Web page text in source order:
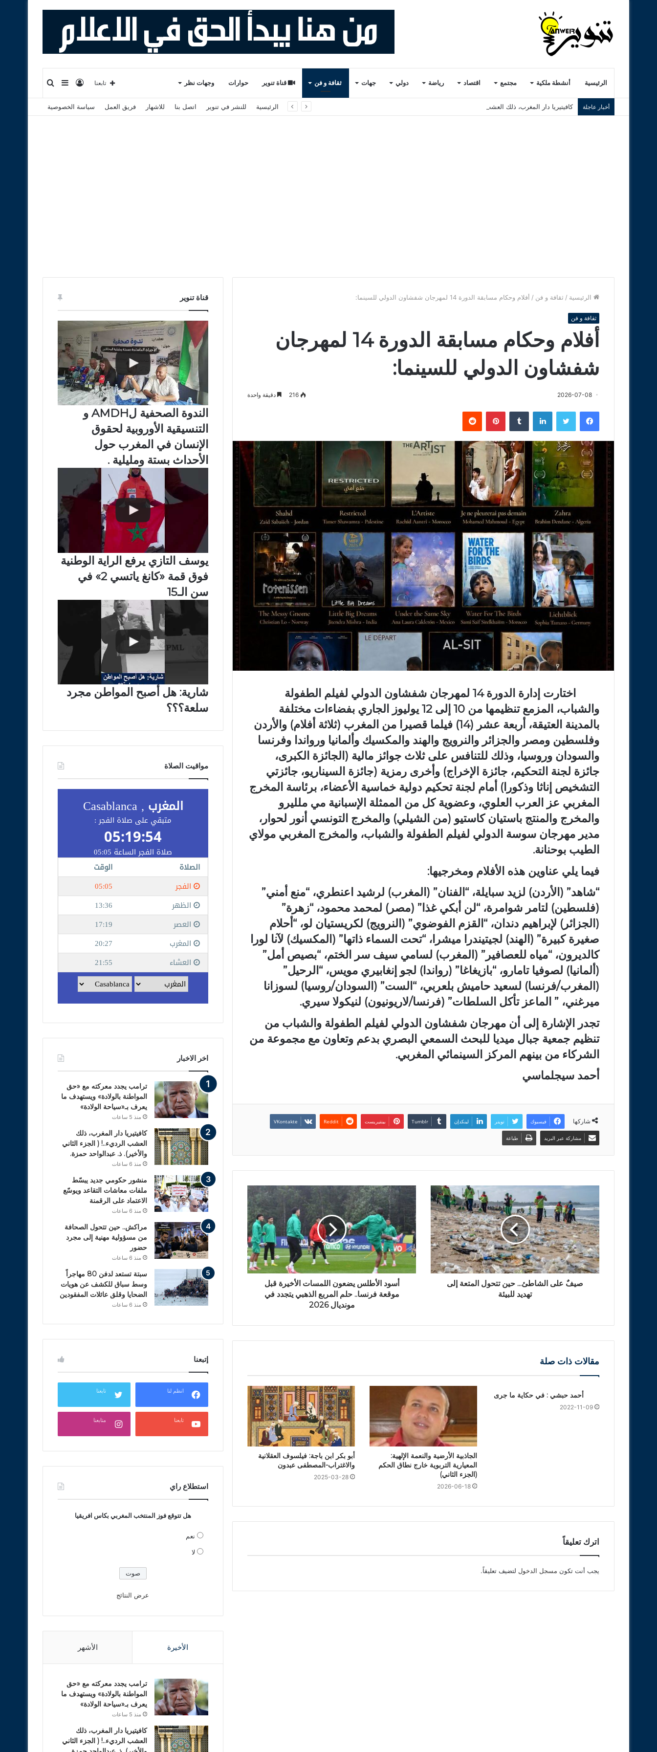
الرئيسية أنشطة ملكية مجتمع اقتصاد رياضة دولي جهات ثقافة و فن قناة تنوير حوارات وجهات نظر إضافة
عمود
تسجيل
الدخول
تابعنا
أخبار عاجلة كافيتيريا دار المغرب، ذلك العشب الرديء..! ( الجزء الثاني والأخير). ذ. عبدالواحد حمزة. الرئيسية للنشر في تنوير اتصل بنا للاشهار فريق العمل سياسة الخصوصية
الرئيسية / ثقافة و فن / أفلام وحكام مسابقة الدورة 14 لمهرجان شفشاون الدولي للسينما:
ثقافة و فن
أفلام وحكام مسابقة الدورة 14 لمهرجان
شفشاون الدولي للسينما:
2026-07-08
216 دقيقة واحدة
فيسبوك لينكدإن بينتيريست
اختارت إدارة الدورة 14 لمهرجان شفشاون الدولي لفيلم الطفولة
والشباب، المزمع تنظيمها من 10 إلى 12 يوليوز الجاري بفضاءات مختلفة
بالمدينة العتيقة، أربعة عشر (14) فيلما قصيرا من المغرب (ثلاثة أفلام) والأردن
وفلسطين ومصر والجزائر والنرويج والهند والمكسيك وألمانيا ورواندا وفرنسا
والسودان وروسيا، وذلك للتنافس على ثلاث جوائز مالية (الجائزة الكبرى،
جائزة لجنة التحكيم، جائزة الإخراج) وأخرى رمزية (جائزة السيناريو، جائزتي
التشخيص إناثا وذكورا) أمام لجنة تحكيم دولية خماسية الأعضاء، برئاسة المخرج
المغربي عز العرب العلوي، وعضوية كل من الممثلة الإسبانية مي ملليرو
والمخرج والمنتج باستيان كاستيو (من الشيلي) والمخرج التونسي أنور لحوار،
مدير مهرجان سوسة الدولي لفيلم الطفولة والشباب، والمخرج المغربي مولاي
الطيب بوحنانة.
فيما يلي عناوين هذه الأفلام ومخرجيها:
“شاهد” (الأردن) لزيد سبايلة، “الفنان” (المغرب) لرشيد اعنطري، “منع أمني”
(فلسطين) لتامر شوامرة، “لن أبكي غذا” (مصر) لمحمد محمود، “زهرة”
(الجزائر) لإبراهيم دندان، “القزم الفوضوي” (النرويج) لكريستيان لو، “أحلام
صغيرة كبيرة” (الهند) لجيتيندرا ميشرا، “تحت السماء ذاتها” (المكسيك) لآنا لورا
كالديرون، “مياه للعصافير” (المغرب) لسامي سيف سر الختم، “بصيص أمل”
(ألمانيا) لصوفيا تامارو، “بازيغاغا” (رواندا) لجو إنغابيري مويس، “الرحيل”
(المغرب/فرنسا) لسعيد حاميش بلعربي، “الست” (السودان/روسيا) لسوزانا
ميرغني، ” الماعز تأكل السلطات” (فرنسا/لاريونيون) لنيكولا سيري.
تجدر الإشارة إلى أن مهرجان شفشاون الدولي لفيلم الطفولة والشباب من
تنظيم جمعية جبال ميديا للبحث السمعي البصري بدعم وتعاون مع مجموعة من
الشركاء من بينهم المركز السينمائي المغربي.
أحمد سيجلماسي
شاركها فيسبوك تويتر لينكدإن بينتيريست
مشاركة عبر البريد طباعة
صيفٌ على الشاطئ... حين تتحول المتعة إلى
تهديد للبيئة
أسود الأطلس يضعون اللمسات الأخيرة قبل
موقعة فرنسا.. حلم المربع الذهبي يتجدد في
مونديال 2026
مقالات ذات صلة
أحمد حبشي : في حكاية ما جرى
2022-11-09
الجاذبية الأرضية والنعمة الإلهية:
المعيارية التربوية خارج نطاق الحكم
(الجزء الثاني)
2026-06-18
أبو بكر ابن باجة: فيلسوف العقلانية
والاغتراب-المصطفى عبدون
2025-03-28
اترك تعليقاً
يجب أنت تكون مسجل الدخول لتضيف تعليقاً.
قناة تنوير
الندوة الصحفية لAMDH و
التنسيقية الأوروبية لحقوق
الإنسان في المغرب حول
الأحداث بستة ومليلية .
يوسف التازي يرفع الراية الوطنية
فوق قمة «كانغ ياتسي 2» في
سن الـ15
شارية: هل أصبح المواطن مجرد
سلعة؟؟؟
مواقيت الصلاة
اخر الاخبار
ترامب يجدد معركته مع «حق
المواطنة بالولادة» ويستهدف ما
يعرف بـ«سياحة الولادة»
منذ 5 ساعات
كافيتيريا دار المغرب، ذلك
العشب الرديء..! ( الجزء الثاني
والأخير). ذ. عبدالواحد حمزة.
منذ 6 ساعات
منشور حكومي جديد يبسّط
ملفات معاشات التقاعد ويوسّع
الاعتماد على الرقمنة
منذ 6 ساعات
مراكش.. حين تتحول الصحافة
من مسؤولية مهنية إلى مجرد
حضور
منذ 6 ساعات
سبتة تستعد لدفن 80 مهاجراً
وسط سباق للكشف عن هويات
الضحايا وقلق عائلات المفقودين
منذ 6 ساعات
إتبعنا
انظم لنا تابعنا
تابعنا متابعنا
استطلاع راي
هل تتوقع فوز المنتخب المغربي بكاس افريقيا
نعم
لا
عرض النتائج
الأخيرة الأشهر
ترامب يجدد معركته مع «حق
المواطنة بالولادة» ويستهدف ما
يعرف بـ«سياحة الولادة»
منذ 5 ساعات
كافيتيريا دار المغرب، ذلك
العشب الرديء..! ( الجزء الثاني